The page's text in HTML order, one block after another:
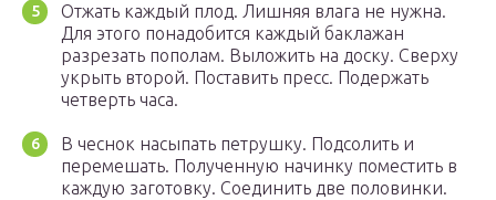
Отжать каждый плод. Лишняя влага не нужна.
Для этого понадобится каждый баклажан
разрезать пополам. Выложить на доску. Сверху
укрыть второй. Поставить пресс. Подержать
четверть часа.
В чеснок насыпать петрушку. Подсолить и
перемешать. Полученную начинку поместить в
каждую заготовку. Соединить две половинки.